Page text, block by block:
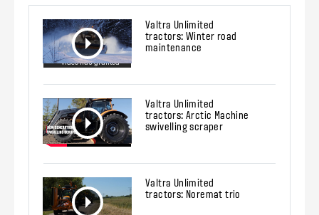
Valtra Unlimited
tractors: Winter road
maintenance
Valtra Unlimited
tractors: Arctic Machine
swivelling scraper
Valtra Unlimited
tractors: Noremat trio